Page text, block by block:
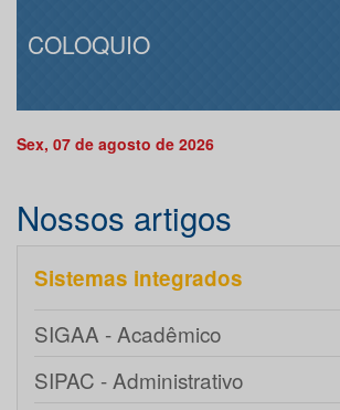
COLOQUIO
Sex, 07 de agosto de 2026
Nossos artigos
Sistemas integrados
SIGAA - Acadêmico
SIPAC - Administrativo